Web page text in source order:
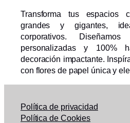
Transforma tus espacios
grandes y gigantes,
corporativos.
personalizadas y 100%
decoración impactante.
con flores de papel única y
PEONIA
Política de privacidad
Política de Cookies